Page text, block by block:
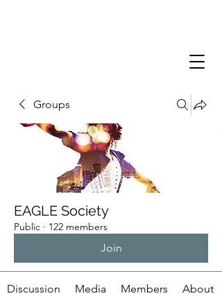
Groups
EAGLE Society
Public · 122 members
Join
Discussion Media Members About